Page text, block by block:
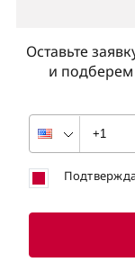
Оставьте
и